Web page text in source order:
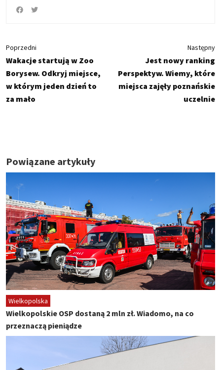
Poprzedni
Wakacje startują w Zoo
Borysew. Odkryj miejsce,
w którym jeden dzień to
za mało
Następny
Jest nowy ranking
Perspektyw. Wiemy, które
miejsca zajęły poznańskie
uczelnie
Powiązane artykuły
Wielkopolska
Wielkopolskie OSP dostaną 2 mln zł. Wiadomo, na co
przeznaczą pieniądze